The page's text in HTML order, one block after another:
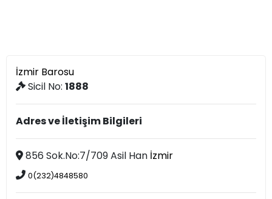
İzmir Barosu
Sicil No:1888
Adres ve İletişim Bilgileri
856 Sok.No:7/709 Asil Han İzmir
0(232)4848580